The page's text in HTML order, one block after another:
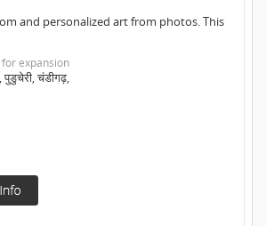
and personalized art from photos. This
expansion
पुडुचेरी, चंडीगढ़,